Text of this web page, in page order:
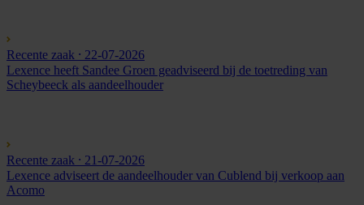
Recente zaak ⸱ 22-07-2026
Lexence heeft Sandee Groen geadviseerd bij de toetreding van
Scheybeeck als aandeelhouder
Recente zaak ⸱ 21-07-2026
Lexence adviseert de aandeelhouder van Cublend bij verkoop aan
Acomo